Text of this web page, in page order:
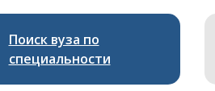
Поиск вуза по
специальности